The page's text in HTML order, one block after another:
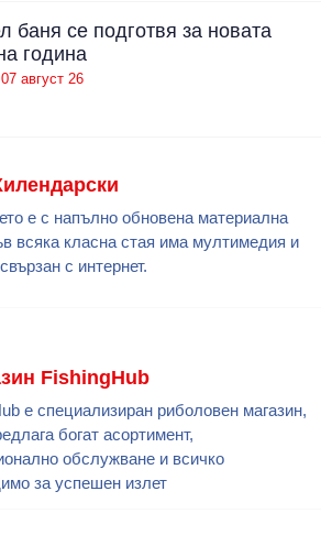
баня се подготвя за новата
година
август 26
е с напълно обновена материална
всяка класна стая има мултимедия и
с интернет.
FishingHub
е специализиран риболовен магазин,
богат асортимент,
обслужване и всичко
за успешен излет